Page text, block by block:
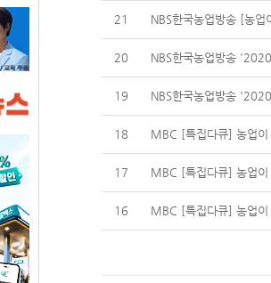
21 NBS한국농업방송 [농
20 NBS한국농업방송
19 NBS한국농업방송
18 MBC [특집다큐] 농업
17 MBC [특집다큐] 농업
16 MBC [특집다큐] 농업이